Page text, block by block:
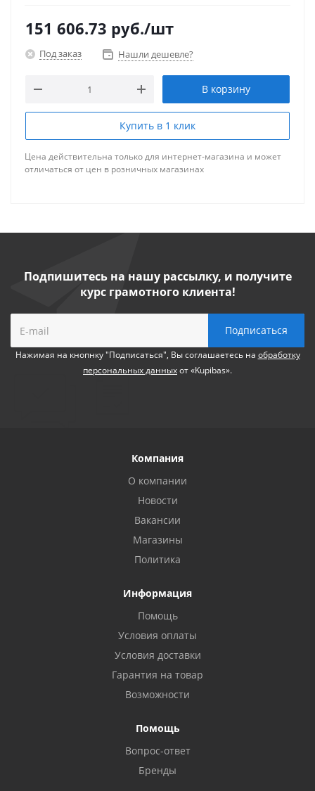
151 606.73 руб./шт
Под заказ Нашли дешевле?
В корзину
Купить в 1 клик
Цена действительна только для интернет-магазина и может
отличаться от цен в розничных магазинах
Подпишитесь на нашу рассылку, и получите
курс грамотного клиента!
Нажимая на кнопнку "Подписаться", Вы соглашаетесь на обработку
персональных данныхот «Kupibas».
Компания
О компании
Новости
Вакансии
Магазины
Политика
Информация
Помощь
Условия оплаты
Условия доставки
Гарантия на товар
Возможности
Помощь
Вопрос-ответ
Бренды